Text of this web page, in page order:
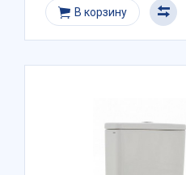
В корзину